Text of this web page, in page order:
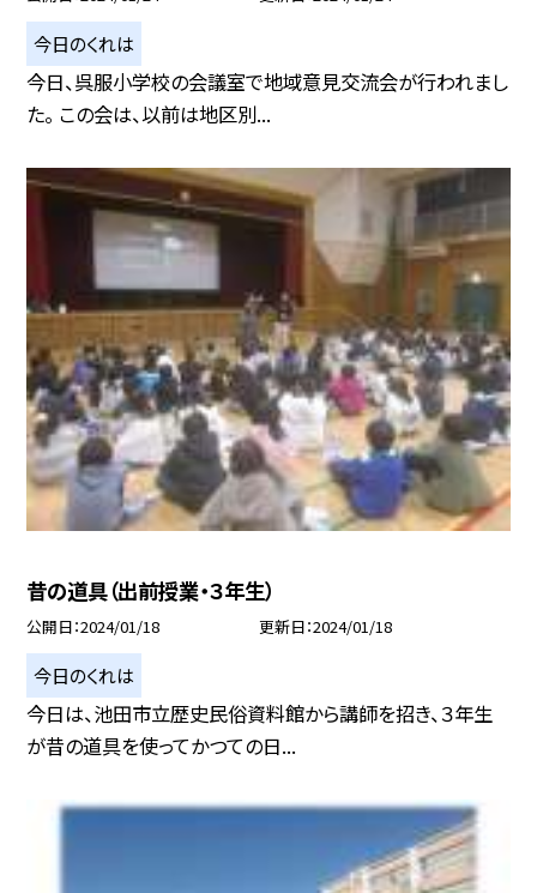
今日のくれは
今日、呉服小学校の会議室で地域意見交流会が行われまし
た。 この会は、以前は地区別...
昔の道具（出前授業・３年生）
公開日 2024/01/18 更新日 2024/01/18
今日のくれは
今日は、池田市立歴史民俗資料館から講師を招き、３年生
が昔の道具を使ってかつての日...